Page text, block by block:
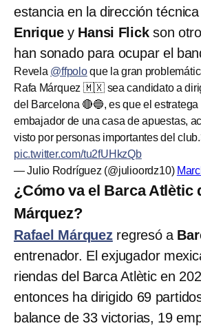
estancia en la dirección
EnriqueyHansi Flickson
han sonado para ocupar el
Revela @ffpoloque la gran
Rafa Márquez 🇲🇽 sea candidato a
del Barcelona 🔴🔵, es que el
embajador de una casa de apuestas,
visto por personas importantes del
pic.twitter.com/tu2fUHkzQb
— Julio Rodríguez (@julioordz10)
¿Cómo va el Barca Atlètic
Márquez?
Rafael Márquez regresó a
entrenador. El exjugador
riendas del Barca Atlètic en
entonces ha dirigido 69
balance de 33 victorias, 19